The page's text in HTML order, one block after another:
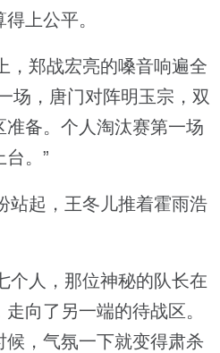
上公平。
郑战宏亮的嗓音响遍全
场，唐门对阵明玉宗，双
备。个人淘汰赛第一场
。”
起，王冬儿推着霍雨浩
人，那位神秘的队长在
向了另一端的待战区。
候，气氛一下就变得肃杀